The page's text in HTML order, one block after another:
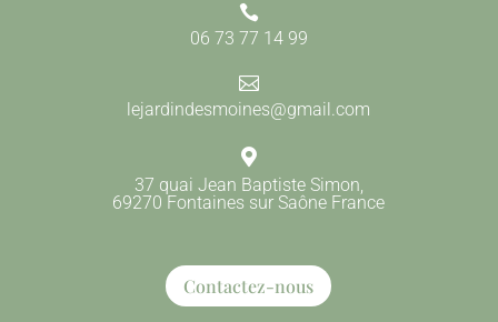

06 73 77 14 99

lejardindesmoines@gmail.com

37 quai Jean Baptiste Simon,
69270 Fontaines sur Saône France
Contactez-nous